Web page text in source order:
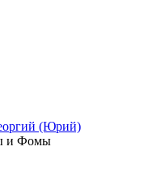
(Юрий)
и Фомы